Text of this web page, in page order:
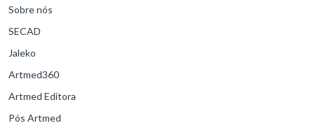
Sobre nós
SECAD
Jaleko
Artmed360
Artmed Editora
Pós Artmed